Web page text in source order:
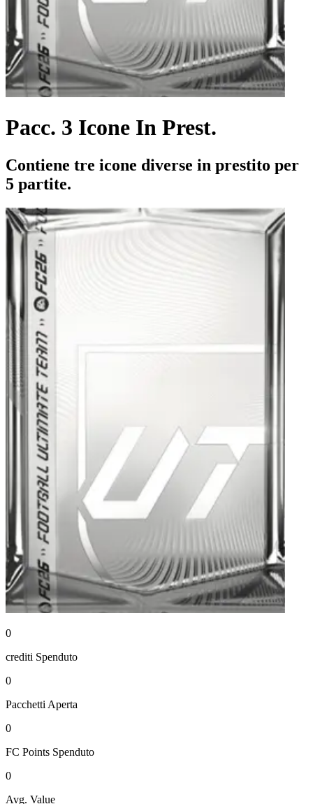
Pacc. 3 Icone In Prest.
Contiene tre icone diverse in prestito per
5 partite.
0
crediti Spenduto
0
Pacchetti Aperta
0
FC Points Spenduto
0
Avg. Value